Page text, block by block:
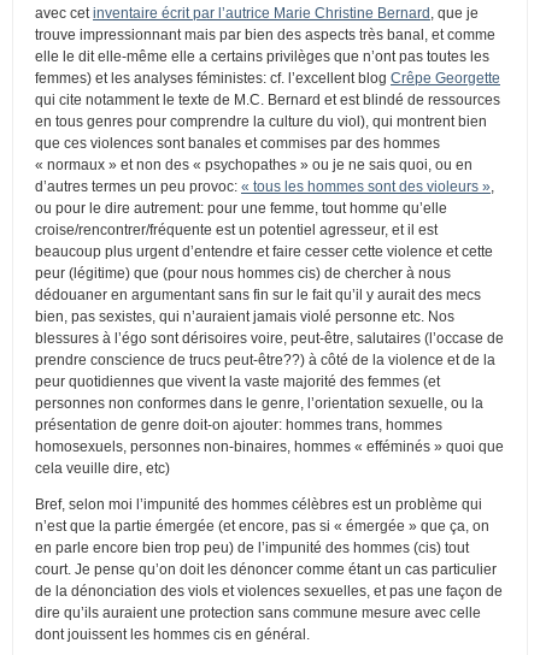
avec cet inventaire écrit par l’autrice Marie Christine Bernard , que je
trouve impressionnant mais par bien des aspects très banal, et comme
elle le dit elle-même elle a certains privilèges que n’ont pas toutes les
femmes) et les analyses féministes: cf. l’excellent blog Crêpe Georgette
qui cite notamment le texte de M.C. Bernard et est blindé de ressources
en tous genres pour comprendre la culture du viol), qui montrent bien
que ces violences sont banales et commises par des hommes
« normaux » et non des « psychopathes » ou je ne sais quoi, ou en
d’autres termes un peu provoc: « tous les hommes sont des violeurs »
ou pour le dire autrement: pour une femme, tout homme qu’elle
croise/rencontrer/fréquente est un potentiel agresseur, et il est
beaucoup plus urgent d’entendre et faire cesser cette violence et cette
peur (légitime) que (pour nous hommes cis) de chercher à nous
dédouaner en argumentant sans fin sur le fait qu’il y aurait des mecs
bien, pas sexistes, qui n’auraient jamais violé personne etc. Nos
blessures à l’égo sont dérisoires voire, peut-être, salutaires (l’occase de
prendre conscience de trucs peut-être??) à côté de la violence et de la
peur quotidiennes que vivent la vaste majorité des femmes (et
personnes non conformes dans le genre, l’orientation sexuelle, ou la
présentation de genre doit-on ajouter: hommes trans, hommes
homosexuels, personnes non-binaires, hommes « efféminés » quoi que
cela veuille dire, etc)
Bref, selon moi l’impunité des hommes célèbres est un problème qui
n’est que la partie émergée (et encore, pas si « émergée » que ça, on
en parle encore bien trop peu) de l’impunité des hommes (cis) tout
court. Je pense qu’on doit les dénoncer comme étant un cas particulier
de la dénonciation des viols et violences sexuelles, et pas une façon de
dire qu’ils auraient une protection sans commune mesure avec celle
dont jouissent les hommes cis en général.